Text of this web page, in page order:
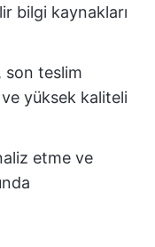
bilgi kaynakları
son teslim
yüksek kaliteli
etme ve